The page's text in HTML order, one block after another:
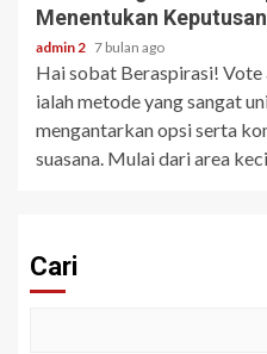
Menentukan
admin 2 7 bulan ago
Hai sobat Beraspirasi! Vote
ialah metode yang sangat
mengantarkan opsi serta
suasana. Mulai dari area
Cari